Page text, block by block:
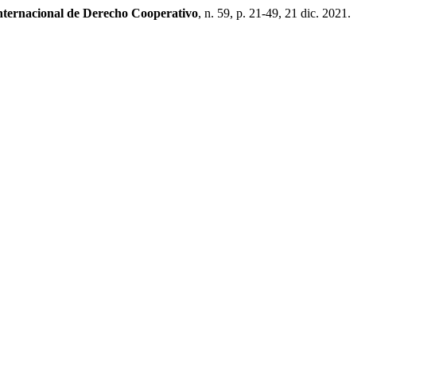
de Derecho Cooperativo, n. 59, p. 21-49, 21 dic. 2021.